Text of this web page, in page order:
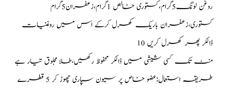
روغن لونگ5گرام،کستوری خالص 1گرام،زعفران5گرام
کستوری،زعفران باریک کھرل کرکے اس میں روغنیات
ڈالکر پھر کھرل کریں 10
منٹ تک کسی شیشی میں ڈالکر محفوظ رکھیں،طلا مجلوق تیار ہے
طریقہ استعمال:عضو خاص پر سیون سپاری چھوڑ کر 5 قطرے